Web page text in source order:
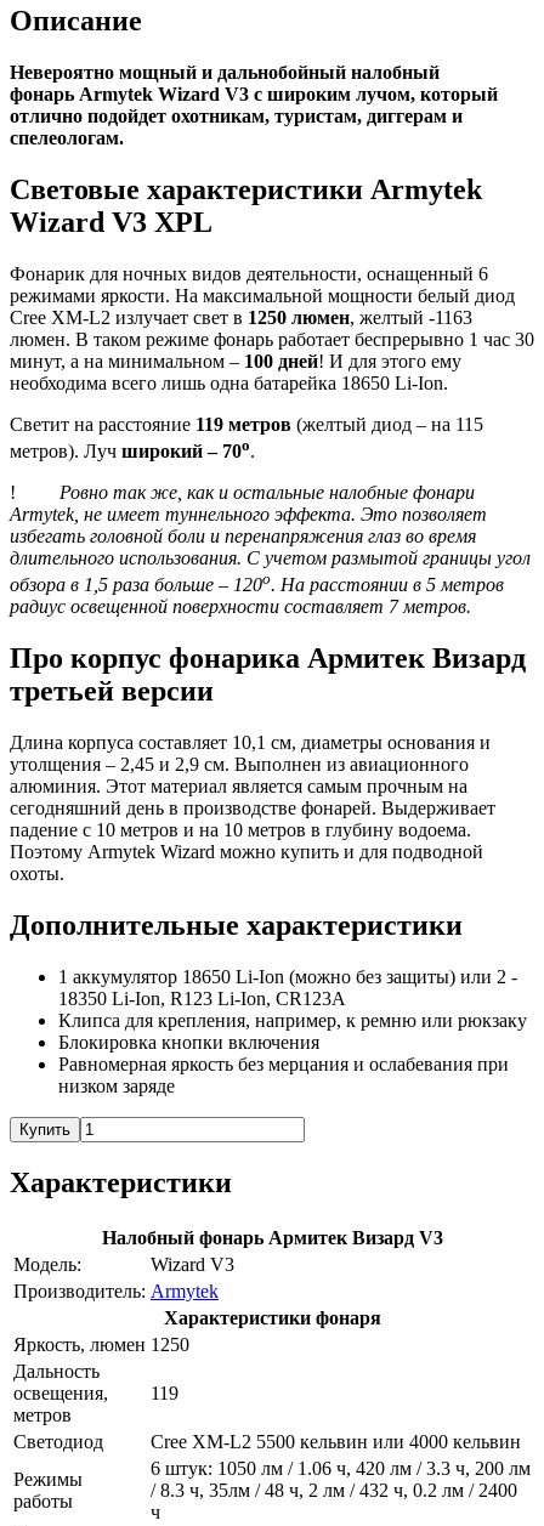
Описание
Невероятно мощный и дальнобойный налобный
фонарь Armytek Wizard V3 с широким лучом, который
отлично подойдет охотникам, туристам, диггерам и
спелеологам.
Световые характеристики Armytek
Wizard V3 XPL
Фонарик для ночных видов деятельности, оснащенный 6
режимами яркости. На максимальной мощности белый диод
Cree XM-L2 излучает свет в 1250 люмен, желтый -1163
люмен. В таком режиме фонарь работает беспрерывно 1 час 30
минут, а на минимальном – 100 дней! И для этого ему
необходима всего лишь одна батарейка 18650 Li-Ion.
Cветит на расстояние 119 метров (желтый диод – на 115
метров). Луч широкий – 70о.
! Ровно так же, как и остальные налобные фонари
Armytek, не имеет туннельного эффекта. Это позволяет
избегать головной боли и перенапряжения глаз во время
длительного использования. С учетом размытой границы угол
обзора в 1,5 раза больше – 120о. На расстоянии в 5 метров
радиус освещенной поверхности составляет 7 метров.
Про корпус фонарика Армитек Визард
третьей версии
Длина корпуса составляет 10,1 см, диаметры основания и
утолщения – 2,45 и 2,9 см. Выполнен из авиационного
алюминия. Этот материал является самым прочным на
сегодняшний день в производстве фонарей. Выдерживает
падение с 10 метров и на 10 метров в глубину водоема.
Поэтому Armytek Wizard можно купить и для подводной
охоты.
Дополнительные характеристики
1 аккумулятор 18650 Li-Ion (можно без защиты) или 2 -
18350 Li-Ion, R123 Li-Ion, CR123A
Клипса для крепления, например, к ремню или рюкзаку
Блокировка кнопки включения
Равномерная яркость без мерцания и ослабевания при
низком заряде
Купить
Характеристики
Налобный фонарь Армитек Визард V3
Модель:
Wizard V3
Производитель: Armytek
Характеристики фонаря
Яркость, люмен 1250
Дальность
освещения,
метров
119
Светодиод
Cree XM-L2 5500 кельвин или 4000 кельвин
Режимы
работы
6 штук: 1050 лм / 1.06 ч, 420 лм / 3.3 ч, 200 лм
/ 8.3 ч, 35лм / 48 ч, 2 лм / 432 ч, 0.2 лм / 2400
ч